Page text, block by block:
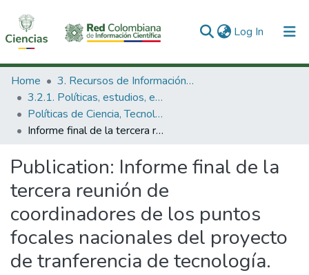
Log In (current)
Communities & Collections
All of DSpace
Statistics
Home
3. Recursos de Información Científica y Tecnológica
3.2.1. Políticas, estudios, evaluaciones e indicadores de CTeI
Políticas de Ciencia, Tecnología e Innovación
Informe final de la tercera reunión de coordinadores de los puntos focales nacionales del proyecto de tranferencia de tecnología.
Publication: Informe final de la
tercera reunión de
coordinadores de los puntos
focales nacionales del proyecto
de tranferencia de tecnología.